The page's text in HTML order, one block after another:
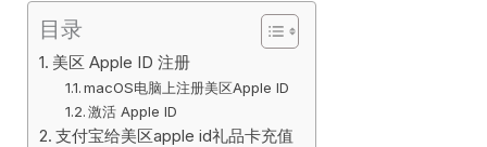
目录
美区 Apple ID 注册
macOS电脑上注册美区Apple ID
激活 Apple ID
支付宝给美区apple id礼品卡充值